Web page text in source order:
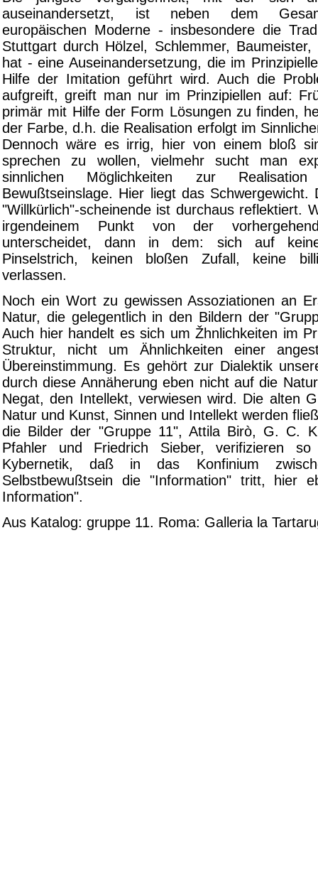
auseinandersetzt, ist neben dem
europäischen Moderne - insbesondere die
Stuttgart durch Hölzel, Schlemmer, Baumeister,
hat - eine Auseinandersetzung, die im
Hilfe der Imitation geführt wird. Auch die
aufgreift, greift man nur im Prinzipiellen auf:
primär mit Hilfe der Form Lösungen zu finden,
der Farbe, d.h. die Realisation erfolgt im
Dennoch wäre es irrig, hier von einem bloß
sprechen zu wollen, vielmehr sucht man
sinnlichen Möglichkeiten zur
Bewußtseinslage. Hier liegt das Schwergewicht.
"Willkürlich"-scheinende ist durchaus reflektiert.
irgendeinem Punkt von der
unterscheidet, dann in dem: sich auf
Pinselstrich, keinen bloßen Zufall, keine
verlassen.
Noch ein Wort zu gewissen Assoziationen an
Natur, die gelegentlich in den Bildern der
Auch hier handelt es sich um Žhnlichkeiten im
Struktur, nicht um Ähnlichkeiten einer
Übereinstimmung. Es gehört zur Dialektik
durch diese Annäherung eben nicht auf die
Negat, den Intellekt, verwiesen wird. Die alten
Natur und Kunst, Sinnen und Intellekt werden
die Bilder der "Gruppe 11", Attila Birò, G. C.
Pfahler und Friedrich Sieber, verifizieren
Kybernetik, daß in das Konfinium
Selbstbewußtsein die "Information" tritt, hier
Information".
Aus Katalog: gruppe 11. Roma: Galleria la